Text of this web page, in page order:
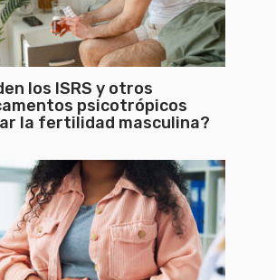
los ISRS y otros
psicotrópicos
la fertilidad masculina?